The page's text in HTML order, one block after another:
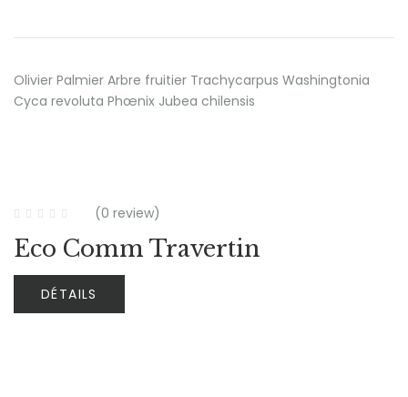
Olivier Palmier Arbre fruitier Trachycarpus Washingtonia
Cyca revoluta Phœnix Jubea chilensis
(0 review)
Eco Comm Travertin
DÉTAILS